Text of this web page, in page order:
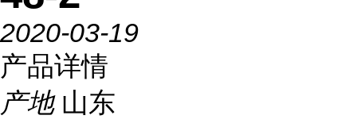
2020-03-19
产品详情
产地 山东